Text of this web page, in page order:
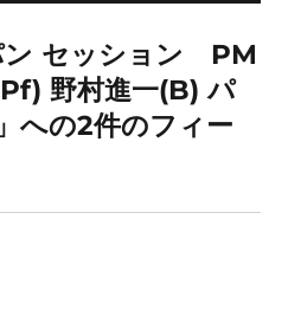
ン セッション PM
野村進一(B) パ
への2件のフィー